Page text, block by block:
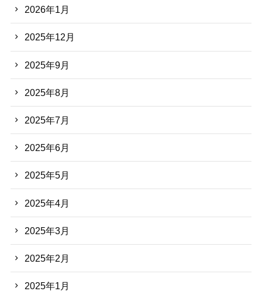
2026年1月
2025年12月
2025年9月
2025年8月
2025年7月
2025年6月
2025年5月
2025年4月
2025年3月
2025年2月
2025年1月